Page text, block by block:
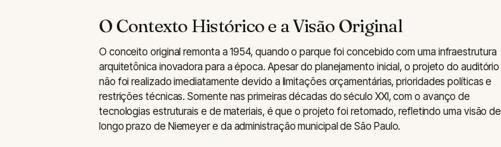
O Contexto Histórico e a Visão Original
O conceito original remonta a 1954, quando o parque foi concebido com uma infraestrutura
arquitetônica inovadora para a época. Apesar do planejamento inicial, o projeto do auditório
não foi realizado imediatamente devido a limitações orçamentárias, prioridades políticas e
restrições técnicas. Somente nas primeiras décadas do século XXI, com o avanço de
tecnologias estruturais e de materiais, é que o projeto foi retomado, refletindo uma visão de
longo prazo de Niemeyer e da administração municipal de São Paulo.